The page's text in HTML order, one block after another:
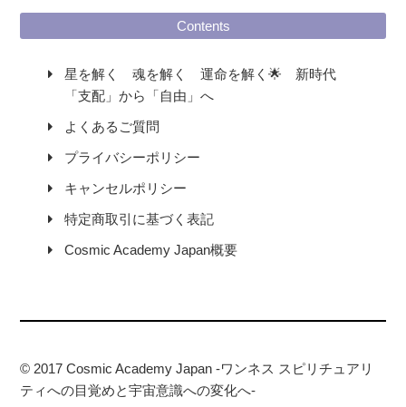
Contents
星を解く 魂を解く 運命を解く🌟 新時代
「支配」から「自由」へ
よくあるご質問
プライバシーポリシー
キャンセルポリシー
特定商取引に基づく表記
Cosmic Academy Japan概要
© 2017 Cosmic Academy Japan -ワンネス スピリチュアリ
ティへの目覚めと宇宙意識への変化へ-